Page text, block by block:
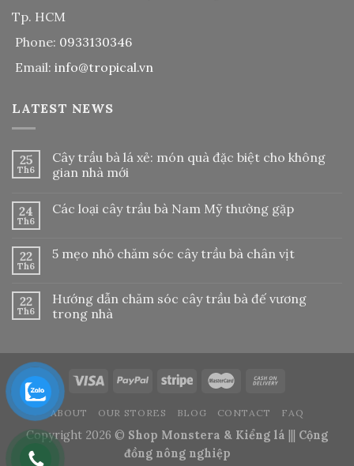
Tp. HCM
Phone: 0933130346
Email: info@tropical.vn
LATEST NEWS
25
Th6
Cây trầu bà lá xẻ: món quà đặc biệt cho không
gian nhà mới
24
Th6
Các loại cây trầu bà Nam Mỹ thường gặp
22
Th6
5 mẹo nhỏ chăm sóc cây trầu bà chân vịt
22
Th6
Hướng dẫn chăm sóc cây trầu bà đế vương
trong nhà
ABOUT OUR STORES BLOG CONTACT FAQ
Copyright 2026 © Shop Monstera & Kiểng lá
Cộng
đồng nông nghiệp